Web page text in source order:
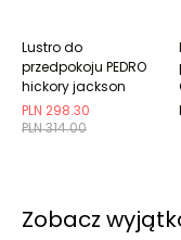
PLN 314.00
PLN 298.30
Lustro do
przedpokoju PEDRO
hickory jackson
Zobacz